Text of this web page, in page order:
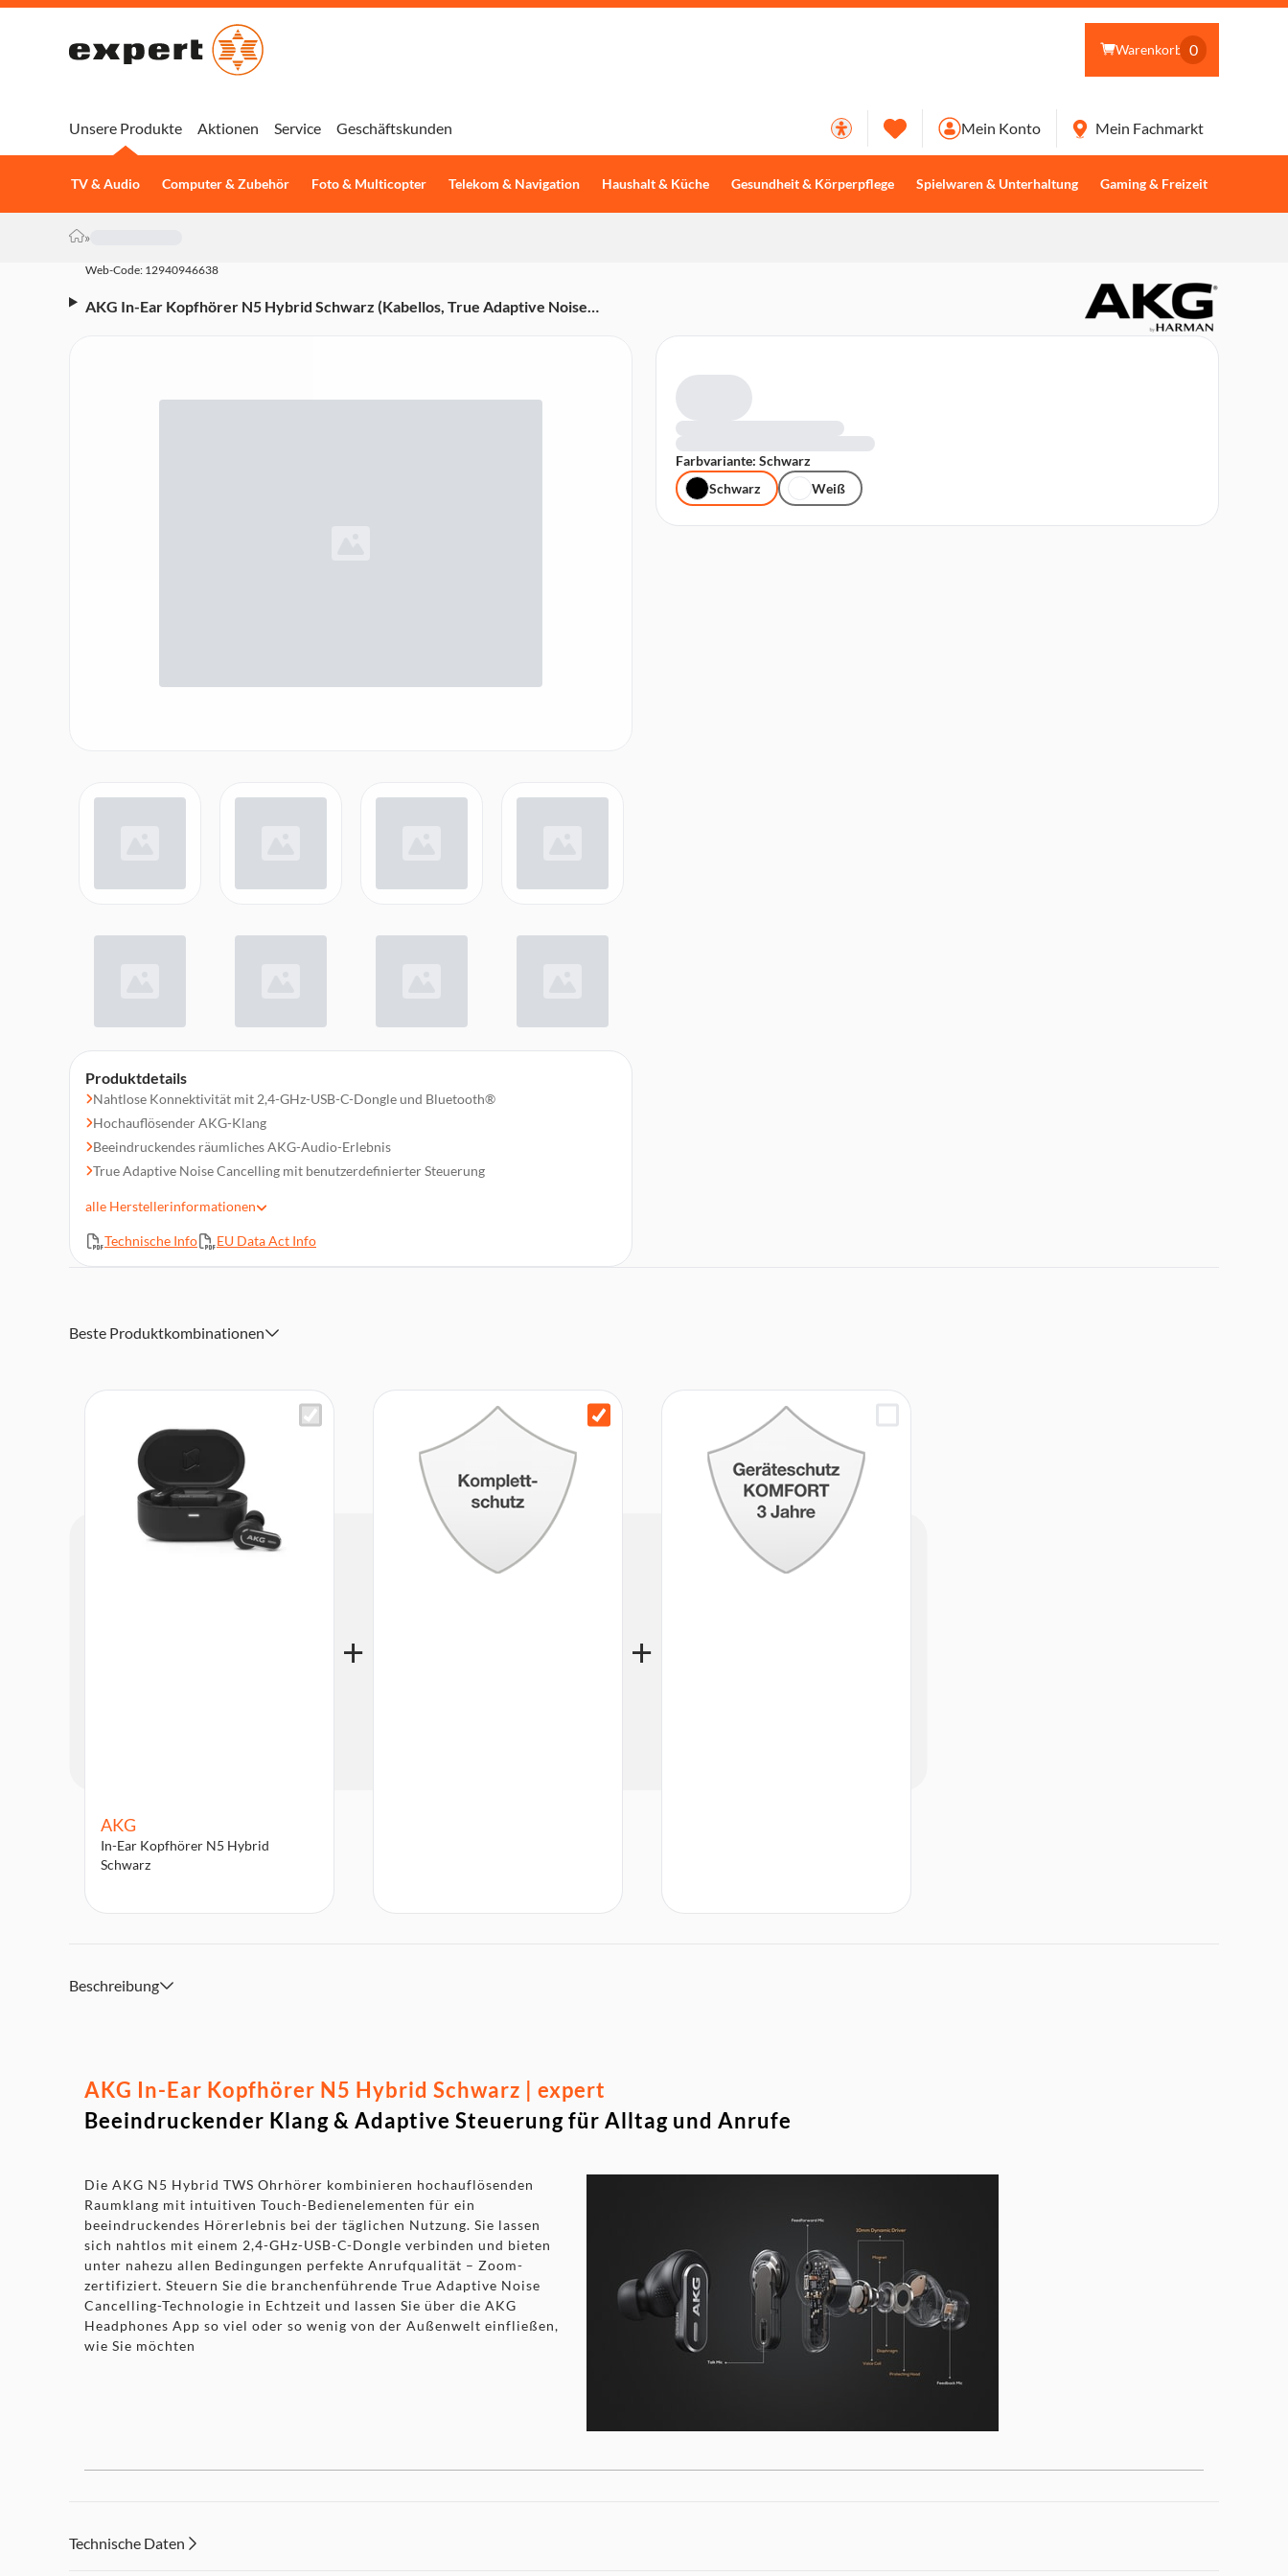
Warenkorb 0
Unsere Produkte
TV & Audio Computer & Zubehör Foto & Multicopter Telekom & Navigation Haushalt & Küche Gesundheit & Körperpflege Spielwaren & Unterhaltung Gaming & Freizeit
Aktionen Service Geschäftskunden Mein Konto Mein Fachmarkt
»
Web-Code: 12940946638
AKG In-Ear Kopfhörer N5 Hybrid Schwarz (Kabellos, True Adaptive Noise
Produktdetails
Nahtlose Konnektivität mit 2,4-GHz-USB-C-Dongle und Bluetooth®
Hochauflösender AKG-Klang
Beeindruckendes räumliches AKG-Audio-Erlebnis
True Adaptive Noise Cancelling mit benutzerdefinierter Steuerung
Komfortables und vielseitiges IP54-Design
AKG Headphones App
alle Herstellerinformationen
Technische Info EU Data Act Info
Farbvariante: Schwarz
Schwarz
Weiß
Beste Produktkombinationen
AKG
In-Ear Kopfhörer N5 Hybrid
Schwarz
Beschreibung
AKG In-Ear Kopfhörer N5 Hybrid Schwarz | expert
Beeindruckender Klang & Adaptive Steuerung für Alltag und Anrufe
Die AKG N5 Hybrid TWS Ohrhörer kombinieren hochauflösenden
Raumklang mit intuitiven Touch-Bedienelementen für ein
beeindruckendes Hörerlebnis bei der täglichen Nutzung. Sie lassen
sich nahtlos mit einem 2,4-GHz-USB-C-Dongle verbinden und bieten
unter nahezu allen Bedingungen perfekte Anrufqualität – Zoom-
zertifiziert. Steuern Sie die branchenführende True Adaptive Noise
Cancelling-Technologie in Echtzeit und lassen Sie über die AKG
Headphones App so viel oder so wenig von der Außenwelt einfließen,
wie Sie möchten
Technische Daten